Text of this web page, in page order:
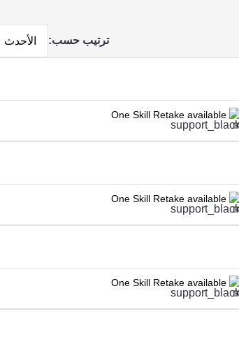
ترتيب حسب: الأحدث
One Skill Retake available
One Skill Retake available
One Skill Retake available